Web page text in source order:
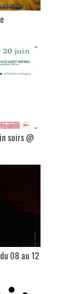
soirs @
08 au 12